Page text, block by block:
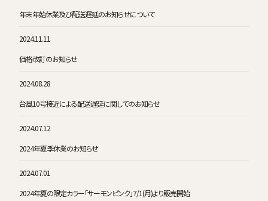
年末年始休業及び配送遅延のお知らせについて
2024.11.11
価格改訂のお知らせ
2024.08.28
台風10号接近による配送遅延に関してのお知らせ
2024.07.12
2024年夏季休業のお知らせ
2024.07.01
2024年夏の限定カラー「サーモンピンク」7/1(月)より販売開始